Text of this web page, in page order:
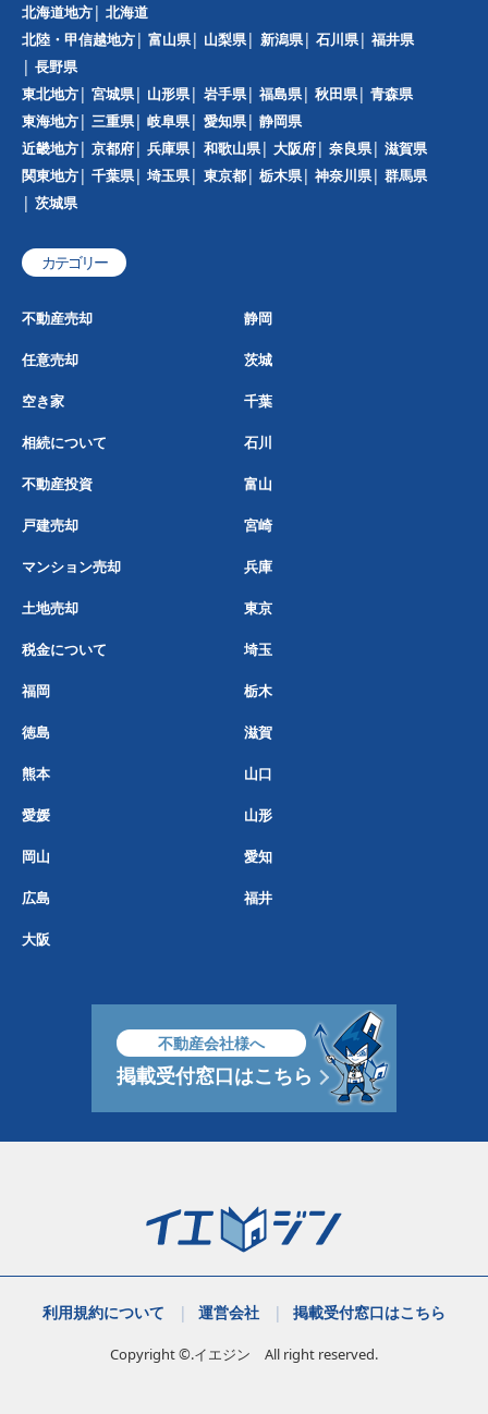
北海道地方
北海道
北陸・甲信越地方
富山県 山梨県 新潟県 石川県
福井県
長野県
東北地方
宮城県 山形県 岩手県 福島県 秋田県
青森県
東海地方
三重県 岐阜県 愛知県
静岡県
近畿地方
京都府 兵庫県 和歌山県 大阪府 奈良県
滋賀県
関東地方
千葉県 埼玉県 東京都 栃木県 神奈川県
群馬県
茨城県
カテゴリー
不動産売却 静岡
任意売却 茨城
空き家 千葉
相続について 石川
不動産投資 富山
戸建売却 宮崎
マンション売却 兵庫
土地売却 東京
税金について 埼玉
福岡 栃木
徳島 滋賀
熊本 山口
愛媛 山形
岡山 愛知
広島 福井
大阪
不動産会社様へ
掲載受付窓口はこちら
利用規約について 運営会社 掲載受付窓口はこちら
Copyright ©.イエジン All right reserved.